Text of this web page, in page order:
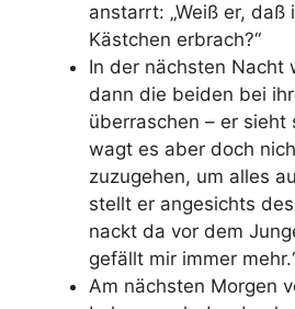
anstarrt: „Weiß er,
Kästchen erbrach?“
In der nächsten Nacht
dann die beiden bei
überraschen – er sieht
wagt es aber doch
zuzugehen, um alles
stellt er angesichts
nackt da vor dem
gefällt mir immer
Am nächsten Morgen